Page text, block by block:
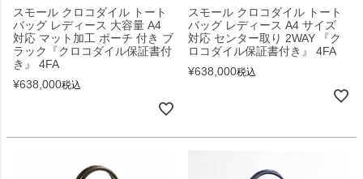
スモール クロコダイル トート
バッグ レディース 大容量 A4
対応 マット加工 ポーチ 付き ブ
ラック『クロコダイル保証書付
き』 4FA
¥638,000税込
スモール クロコダイル トート
バッグ レディース A4 サイズ
対応 センター取り 2WAY 『ク
ロコダイル保証書付き』 4FA
¥638,000税込